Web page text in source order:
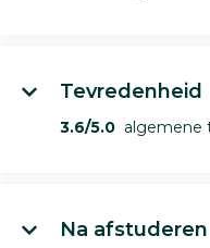
Tevredenheid
3.6/5.0 algemene
Na afstuderen